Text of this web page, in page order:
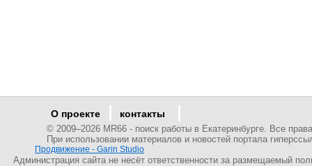
О проекте контакты
© 2009–2026 MR66 - поиск работы в Екатеринбурге. Все
При использовании материалов и новостей портала
Продвижение - Garin Studio
Администрация сайта не несёт ответственности за размещаемый